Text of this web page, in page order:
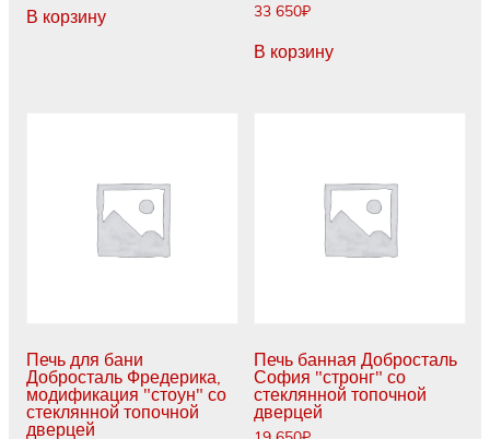
В корзину 33 650₽
В корзину
Печь для бани
Добросталь Фредерика,
модификация "стоун" со
стеклянной топочной
дверцей
Печь банная Добросталь
София "стронг" со
стеклянной топочной
дверцей